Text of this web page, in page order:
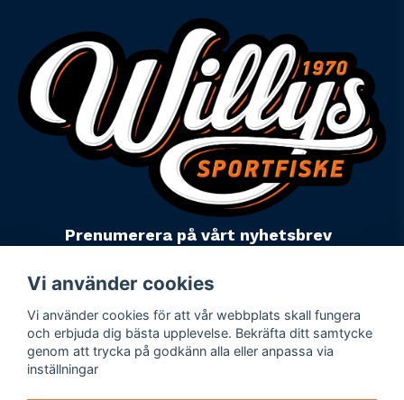
Prenumerera på vårt nyhetsbrev
Powered by Nyehandel AB
Vi använder cookies
Vi använder cookies för att vår webbplats skall fungera
och erbjuda dig bästa upplevelse. Bekräfta ditt samtycke
genom att trycka på godkänn alla eller anpassa via
inställningar